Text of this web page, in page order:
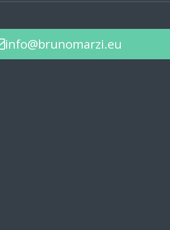
info@brunomarzi.eu